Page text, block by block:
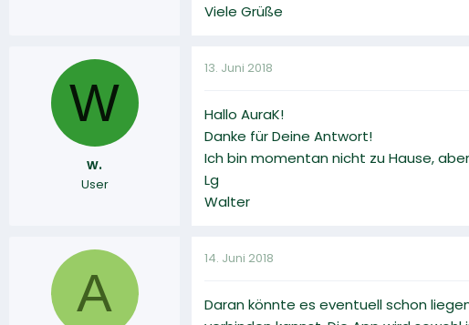
Viele Grüße
W
w.
User
13. Juni 2018
Hallo AuraK!
Danke für Deine Antwort!
Ich bin momentan nicht zu Hause,
Lg
Walter
A
14. Juni 2018
Daran könnte es eventuell schon